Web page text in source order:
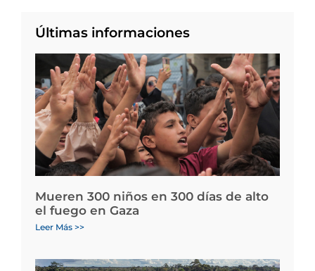
Últimas informaciones
Mueren 300 niños en 300 días de alto
el fuego en Gaza
Leer Más >>